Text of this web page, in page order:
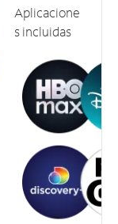
Aplicacione
s incluidas